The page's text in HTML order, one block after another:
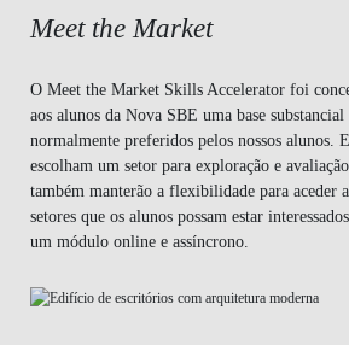
Meet the Market
O Meet the Market Skills Accelerator foi
aos alunos da Nova SBE uma base
normalmente preferidos pelos nossos alunos.
escolham um setor para exploração e
também manterão a flexibilidade para aceder
setores que os alunos possam estar
um módulo online e assíncrono.